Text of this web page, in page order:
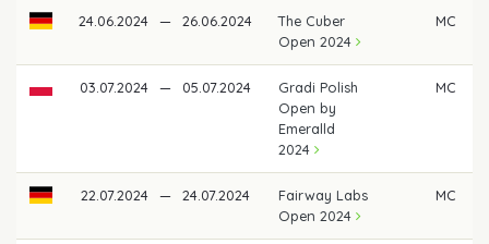
24.06.2024 — 26.06.2024
The Cuber
Open 2024
MC
03.07.2024 — 05.07.2024
Gradi Polish
Open by
Emeralld
2024
MC
22.07.2024 — 24.07.2024
Fairway Labs
Open 2024
MC